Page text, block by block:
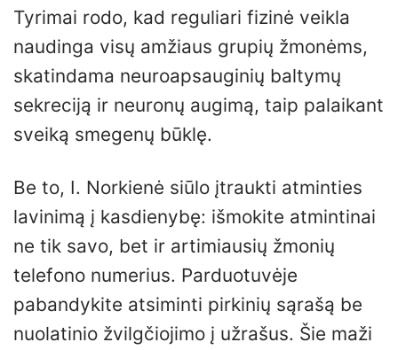
Tyrimai rodo, kad reguliari fizinė veikla
naudinga visų amžiaus grupių žmonėms,
skatindama neuroapsauginių baltymų
sekreciją ir neuronų augimą, taip palaikant
sveiką smegenų būklę.
Be to, I. Norkienė siūlo įtraukti atminties
lavinimą į kasdienybę: išmokite atmintinai
ne tik savo, bet ir artimiausių žmonių
telefono numerius. Parduotuvėje
pabandykite atsiminti pirkinių sąrašą be
nuolatinio žvilgčiojimo į užrašus. Šie maži